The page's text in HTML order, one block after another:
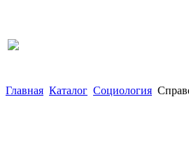
Главная Каталог Социология